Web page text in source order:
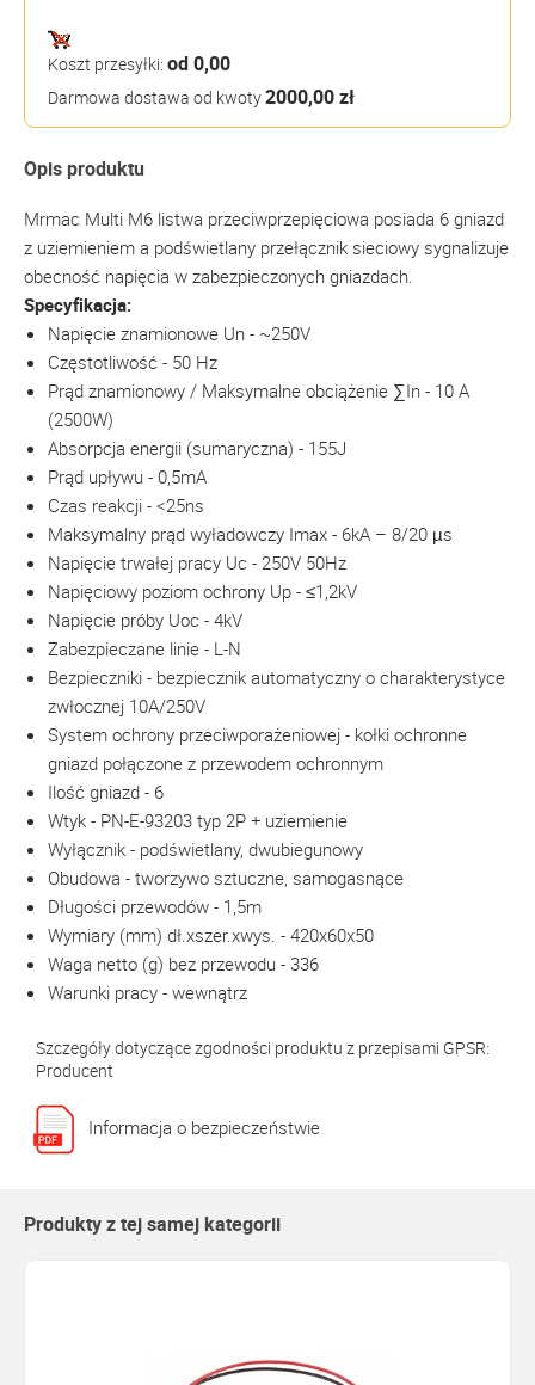
Koszt przesyłki: od 0,00
Darmowa dostawa od kwoty2000,00 zł
Opis produktu
Mrmac Multi M6 listwa przeciwprzepięciowa posiada 6 gniazd
z uziemieniem a podświetlany przełącznik sieciowy sygnalizuje
obecność napięcia w zabezpieczonych gniazdach.
Specyfikacja:
Napięcie znamionowe Un - ~250V
Częstotliwość - 50 Hz
Prąd znamionowy / Maksymalne obciążenie ∑In - 10 A
(2500W)
Absorpcja energii (sumaryczna) - 155J
Prąd upływu - 0,5mA
Czas reakcji - <25ns
Maksymalny prąd wyładowczy Imax - 6kA – 8/20 µs
Napięcie trwałej pracy Uc - 250V 50Hz
Napięciowy poziom ochrony Up - ≤1,2kV
Napięcie próby Uoc - 4kV
Zabezpieczane linie - L-N
Bezpieczniki - bezpiecznik automatyczny o charakterystyce
zwłocznej 10A/250V
System ochrony przeciwporażeniowej - kołki ochronne
gniazd połączone z przewodem ochronnym
Ilość gniazd - 6
Wtyk - PN-E-93203 typ 2P + uziemienie
Wyłącznik - podświetlany, dwubiegunowy
Obudowa - tworzywo sztuczne, samogasnące
Długości przewodów - 1,5m
Wymiary (mm) dł.xszer.xwys. - 420x60x50
Waga netto (g) bez przewodu - 336
Warunki pracy - wewnątrz
Szczegóły dotyczące zgodności produktu z przepisami GPSR:
Producent
Informacja o bezpieczeństwie
Produkty z tej samej kategorii